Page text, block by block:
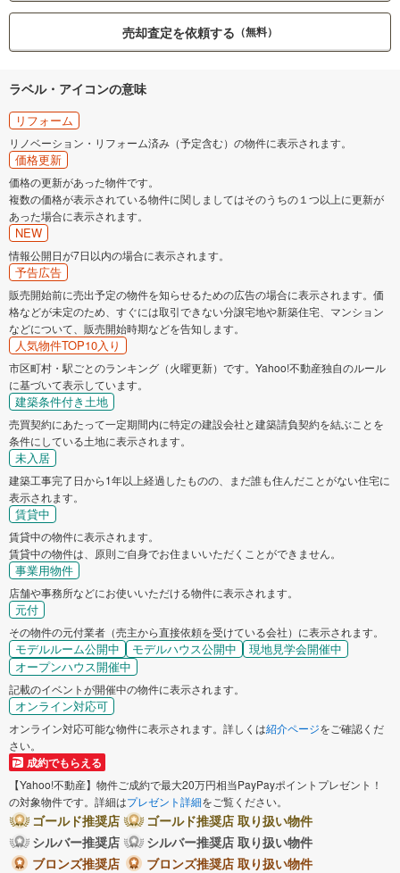
売却査定を依頼する （無料）
ラベル・アイコンの意味
リフォーム
リノベーション・リフォーム済み（予定含む）の物件に表示されます。
価格更新
価格の更新があった物件です。
複数の価格が表示されている物件に関しましてはそのうちの１つ以上に更新が
あった場合に表示されます。
NEW
情報公開日が7日以内の場合に表示されます。
予告広告
販売開始前に売出予定の物件を知らせるための広告の場合に表示されます。価
格などが未定のため、すぐには取引できない分譲宅地や新築住宅、マンション
などについて、販売開始時期などを告知します。
人気物件TOP10入り
市区町村・駅ごとのランキング（火曜更新）です。Yahoo!不動産独自のルール
に基づいて表示しています。
建築条件付き土地
売買契約にあたって一定期間内に特定の建設会社と建築請負契約を結ぶことを
条件にしている土地に表示されます。
未入居
建築工事完了日から1年以上経過したものの、まだ誰も住んだことがない住宅に
表示されます。
賃貸中
賃貸中の物件に表示されます。
賃貸中の物件は、原則ご自身でお住まいいただくことができません。
事業用物件
店舗や事務所などにお使いいただける物件に表示されます。
元付
その物件の元付業者（売主から直接依頼を受けている会社）に表示されます。
モデルルーム公開中 モデルハウス公開中
現地見学会開催中
オープンハウス開催中
記載のイベントが開催中の物件に表示されます。
オンライン対応可
オンライン対応可能な物件に表示されます。詳しくは紹介ページをご確認くだ
さい。
成約でもらえる
【Yahoo!不動産】物件ご成約で最大20万円相当PayPayポイントプレゼント！
の対象物件です。詳細はプレゼント詳細をご覧ください。
ゴールド推奨店
ゴールド推奨店 取り扱い物件
シルバー推奨店
シルバー推奨店 取り扱い物件
ブロンズ推奨店
ブロンズ推奨店 取り扱い物件